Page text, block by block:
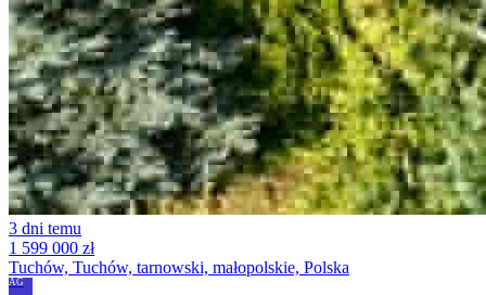
3 dni temu
1 599 000 zł
Tuchów, Tuchów, tarnowski, małopolskie, Polska
AG